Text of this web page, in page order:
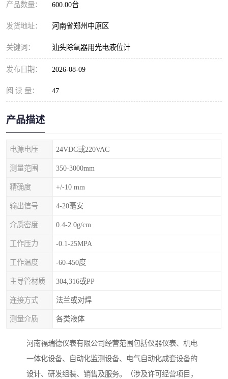
产品数量： 600.00台
发货地址： 河南省郑州中原区
关键词： 汕头除氧器用光电液位计
发布日期： 2026-08-09
阅 读 量： 47
产品描述
电源电压 24VDC或220VAC
测量范围 350-3000mm
精确度 +/-10 mm
输出信号 4-20毫安
介质密度 0.4-2.0g/cm
工作压力 -0.1-25MPA
工作温度 -60-450度
主导管材质 304,316或PP
连接方式 法兰或对焊
测量介质 各类液体
河南福瑞德仪表有限公司经营范围包括仪器仪表、机电
一体化设备、自动化监测设备、电气自动化成套设备的
设计、研发组装、销售及服务。（涉及许可经营项目，